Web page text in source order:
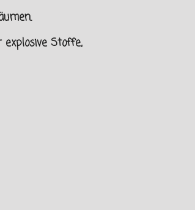
explosive Stoffe,